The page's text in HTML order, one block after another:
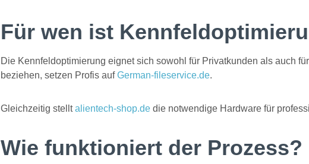
Für wen ist
Die Kennfeldoptimierung eignet sich sowohl für Privatkunden als auch
beziehen, setzen Profis aufGerman-fileservice.de.
Gleichzeitig stelltalientech-shop.de die notwendige Hardware für
Wie funktioniert der Prozess?